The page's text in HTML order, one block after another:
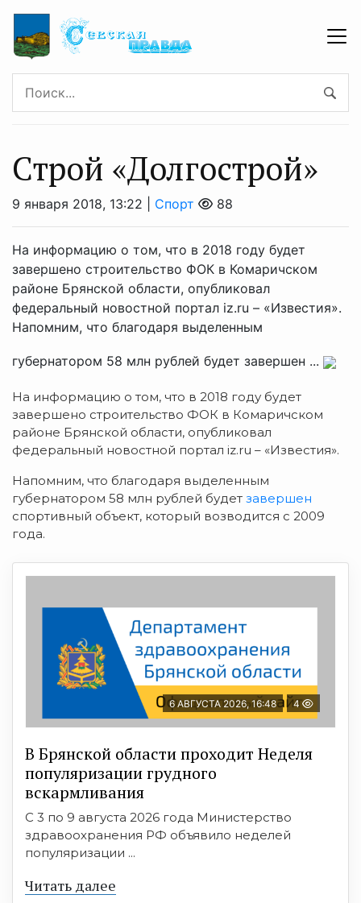
Строй «Долгострой»
9 января 2018, 13:22 | Спорт 88
На информацию о том, что в 2018 году будет
завершено строительство ФОК в Комаричском
районе Брянской области, опубликовал
федеральный новостной портал iz.ru – «Известия».
Напомним, что благодаря выделенным
губернатором 58 млн рублей будет завершен ...
На информацию о том, что в 2018 году будет
завершено строительство ФОК в Комаричском
районе Брянской области, опубликовал
федеральный новостной портал iz.ru – «Известия».
Напомним, что благодаря выделенным
губернатором 58 млн рублей будет завершен
спортивный объект, который возводится с 2009
года.
6 АВГУСТА 2026, 16:48 4
В Брянской области проходит Неделя
популяризации грудного
вскармливания
С 3 по 9 августа 2026 года Министерство
здравоохранения РФ объявило неделей
популяризации ...
Читать далее